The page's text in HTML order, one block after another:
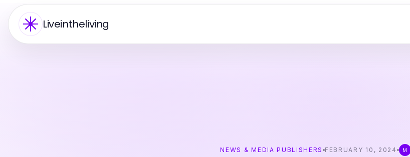
Liveintheliving
NEWS & MEDIA PUBLISHERS FEBRUARY 10, 2024 M